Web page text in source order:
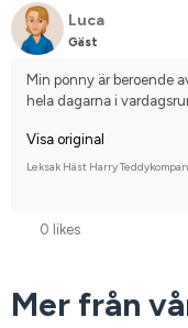
Luca
Gäst
Min ponny är beroende
hela dagarna i
Visa original
Leksak Häst Harry
0 likes
Mer från